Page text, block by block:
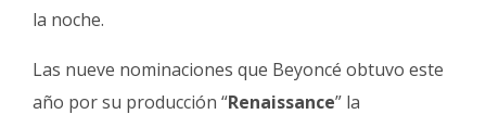
la noche.
Las nueve nominaciones que Beyoncé obtuvo este
año por su producción “Renaissance” la